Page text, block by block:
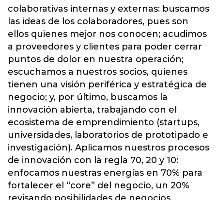
colaborativas internas y externas: buscamos
las ideas de los colaboradores, pues son
ellos quienes mejor nos conocen; acudimos
a proveedores y clientes para poder cerrar
puntos de dolor en nuestra operación;
escuchamos a nuestros socios, quienes
tienen una visión periférica y estratégica de
negocio; y, por último, buscamos la
innovación abierta, trabajando con el
ecosistema de emprendimiento (startups,
universidades, laboratorios de prototipado e
investigación). Aplicamos nuestros procesos
de innovación con la regla 70, 20 y 10:
enfocamos nuestras energías en 70% para
fortalecer el “core” del negocio, un 20%